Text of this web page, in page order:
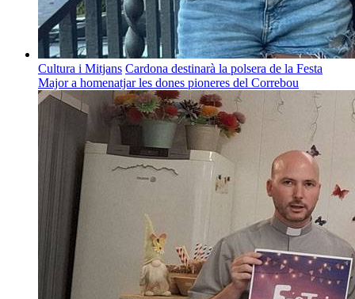
Cultura i Mitjans Cardona destinarà la polsera de la Festa
Major a homenatjar les dones pioneres del Correbou